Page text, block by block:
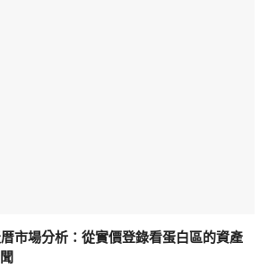
市場分析：從實價登錄看蛋白區的資產